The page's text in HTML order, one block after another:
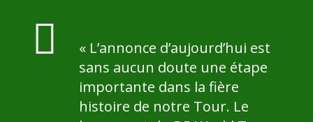
« L’annonce d’aujourd’hui est
sans aucun doute une étape
importante dans la fière
histoire de notre Tour. Le